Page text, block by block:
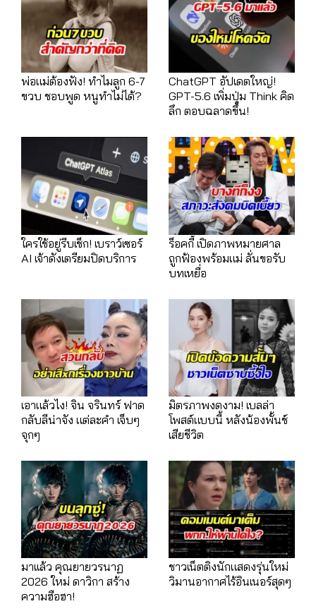
พ่อแม่ต้องฟัง! ทำไมลูก 6-7
ขวบ ชอบพูด หนูทำไม่ได้?
ChatGPT อัปเดตใหญ่!
GPT-5.6 เพิ่มปุ่ม Think คิด
ลึก ตอบฉลาดขึ้น!
ใครใช้อยู่รีบเช็ก! เบราว์เซอร์
AI เจ้าดังเตรียมปิดบริการ
ร็อคกี้ เปิดภาพหมายศาล
ถูกฟ้องพร้อมแม่ ลั่นขอรับ
บทเหยื่อ
เอาแล้วไง! จิน จรินทร์ ฟาด
กลับลีน่าจัง แต่ละคำ เจ็บๆ
จุกๆ
มิตรภาพงดงาม! เบลล่า
โพสต์แบบนี้ หลังน้องพั้นช์
เสียชีวิต
มาเเล้ว คุณยายวรนาฏ
2026 ใหม่ ดาวิกา สร้าง
ความฮือฮา!
ชาวเน็ตติงนักแสดงรุ่นใหม่
วิมานอากาศไร้อินเนอร์สุดๆ